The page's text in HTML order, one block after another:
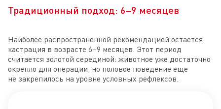
Традиционный подход: 6–9 месяцев
Наиболее распространенной рекомендацией остается
кастрация в возрасте 6–9 месяцев. Этот период
считается золотой серединой: животное уже достаточно
окрепло для операции, но половое поведение еще
не закрепилось на уровне условных рефлексов.